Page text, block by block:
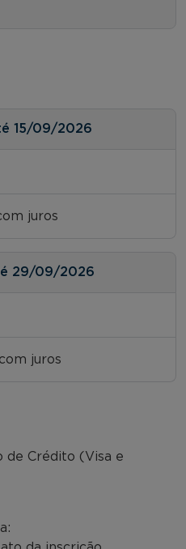
15/09/2026
juros
29/09/2026
juros
de Crédito (Visa e